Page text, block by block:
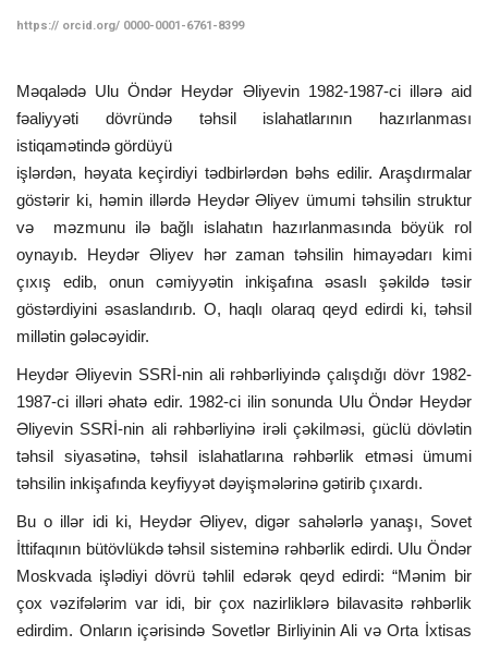
ƏLAQƏ
Dil
Azerbaijani English
https:// orcid.org/ 0000-0001-6761-8399
Məqalədə Ulu Öndər Heydər Əliyevin 1982-1987-ci illərə aid
fəaliyyəti dövründə təhsil islahatlarının hazırlanması
istiqamətində gördüyü
işlərdən, həyata keçirdiyi tədbirlərdən bəhs edilir. Araşdırmalar
göstərir ki, həmin illərdə Heydər Əliyev ümumi təhsilin struktur
və məzmunu ilə bağlı islahatın hazırlanmasında böyük rol
oynayıb. Heydər Əliyev hər zaman təhsilin himayədarı kimi
çıxış edib, onun cəmiyyətin inkişafına əsaslı şəkildə təsir
göstərdiyini əsaslandırıb. O, haqlı olaraq qeyd edirdi ki, təhsil
millətin gələcəyidir.
Heydər Əliyevin SSRİ-nin ali rəhbərliyində çalışdığı dövr 1982-
1987-ci illəri əhatə edir. 1982-ci ilin sonunda Ulu Öndər Heydər
Əliyevin SSRİ-nin ali rəhbərliyinə irəli çəkilməsi, güclü dövlətin
təhsil siyasətinə, təhsil islahatlarına rəhbərlik etməsi ümumi
təhsilin inkişafında keyfiyyət dəyişmələrinə gətirib çıxardı.
Bu o illər idi ki, Heydər Əliyev, digər sahələrlə yanaşı, Sovet
İttifaqının bütövlükdə təhsil sisteminə rəhbərlik edirdi. Ulu Öndər
Moskvada işlədiyi dövrü təhlil edərək qeyd edirdi: “Mənim bir
çox vəzifələrim var idi, bir çox nazirliklərə bilavasitə rəhbərlik
edirdim. Onların içərisində Sovetlər Birliyinin Ali və Orta İxtisas